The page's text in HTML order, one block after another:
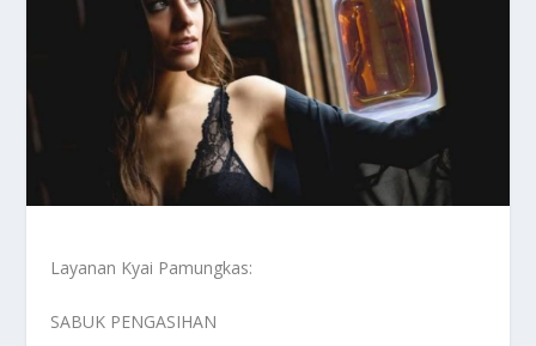
Layanan Kyai Pamungkas:
SABUK PENGASIHAN